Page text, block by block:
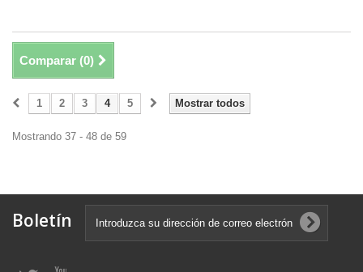
Comparar (0)
Mostrar todos
1 2 3 4 5
Mostrando 37 - 48 de 59
Boletín